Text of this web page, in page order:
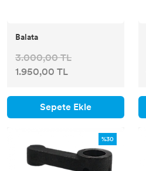
Balata
3.000,00 TL
1.950,00 TL
Sepete Ekle
%30